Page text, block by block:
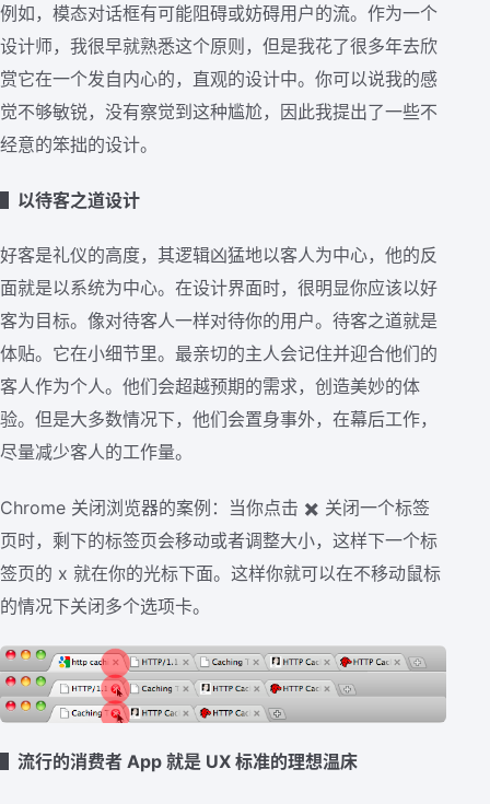
例如，模态对话框有可能阻碍或妨碍用户的流。作为一个
设计师，我很早就熟悉这个原则，但是我花了很多年去欣
赏它在一个发自内心的，直观的设计中。你可以说我的感
觉不够敏锐，没有察觉到这种尴尬，因此我提出了一些不
经意的笨拙的设计。
▌以待客之道设计
好客是礼仪的高度，其逻辑凶猛地以客人为中心，他的反
面就是以系统为中心。在设计界面时，很明显你应该以好
客为目标。像对待客人一样对待你的用户。待客之道就是
体贴。它在小细节里。最亲切的主人会记住并迎合他们的
客人作为个人。他们会超越预期的需求，创造美妙的体
验。但是大多数情况下，他们会置身事外，在幕后工作，
尽量减少客人的工作量。
Chrome 关闭浏览器的案例：当你点击 ✖️ 关闭一个标签
页时，剩下的标签页会移动或者调整大小，这样下一个标
签页的 x 就在你的光标下面。这样你就可以在不移动鼠标
的情况下关闭多个选项卡。
▌流行的消费者 App 就是 UX 标准的理想温床